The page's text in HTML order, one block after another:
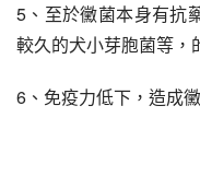
5、至於黴菌本身有抗
較久的犬小芽胞菌等，
6、免疫力低下，造成